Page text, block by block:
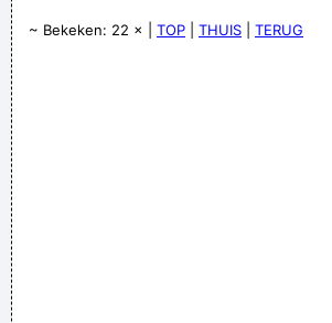
~ Bekeken: 22 × | TOP THUIS TERUG